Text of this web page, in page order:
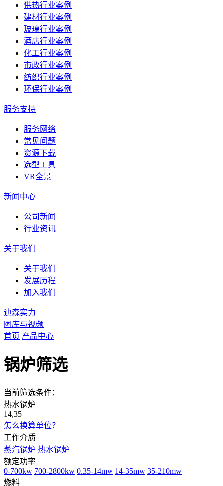
供热行业案例
建材行业案例
玻璃行业案例
酒店行业案例
化工行业案例
市政行业案例
纺织行业案例
环保行业案例
服务支持
服务网络
常见问题
资源下载
选型工具
VR全景
新闻中心
公司新闻
行业资讯
关于我们
关于我们
发展历程
加入我们
迪森实力
图库与视频
首页 产品中心
锅炉筛选
当前筛选条件：
热水锅炉
14,35
怎么换算单位？
工作介质
蒸汽锅炉 热水锅炉
额定功率
0-700kw 700-2800kw 0.35-14mw 14-35mw 35-210mw
燃料